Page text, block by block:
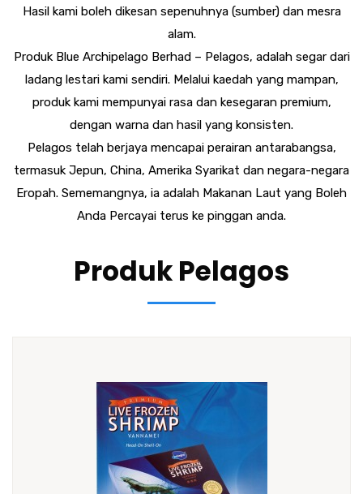
Hasil kami boleh dikesan sepenuhnya (sumber) dan mesra
alam.
Produk Blue Archipelago Berhad – Pelagos, adalah segar dari
ladang lestari kami sendiri. Melalui kaedah yang mampan,
produk kami mempunyai rasa dan kesegaran premium,
dengan warna dan hasil yang konsisten.
Pelagos telah berjaya mencapai perairan antarabangsa,
termasuk Jepun, China, Amerika Syarikat dan negara-negara
Eropah. Sememangnya, ia adalah Makanan Laut yang Boleh
Anda Percayai terus ke pinggan anda.
Produk Pelagos